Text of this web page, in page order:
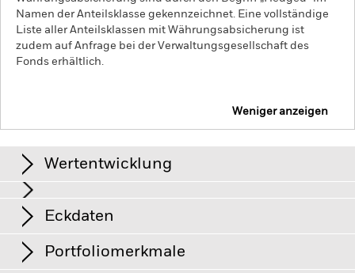
Namen der Anteilsklasse gekennzeichnet. Eine vollständige
Liste aller Anteilsklassen mit Währungsabsicherung ist
zudem auf Anfrage bei der Verwaltungsgesellschaft des
Fonds erhältlich.
Weniger anzeigen
Wertentwicklung
View full chart
Kreditrisiken, Zinsschwankungen und/oder der Ausfall eines
Emittenten haben wesentliche Auswirkungen auf die
Wertentwicklung von festverzinslichen Wertpapieren.
Potenzielle oder effektive Herabstufungen der
Kreditwürdigkeit können zu einem Risikoniveau führen.Die
Eckdaten
Anteilsklassenvermögen
Portfoliomerkmale